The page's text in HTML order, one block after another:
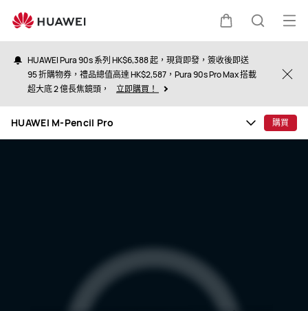
M-
Pencil
Pro
購
物
蒐
索
打
選
HUAWEI Pura 90s 系列 HK$6,388 起，現貨即發，簽收後即送
95 折購物券，禮品總值高達 HK$2,587，Pura 90s Pro Max 搭載
超大底 2 億長焦鏡頭，
立即購買！
HUAWEI M-Pencil Pro 購買